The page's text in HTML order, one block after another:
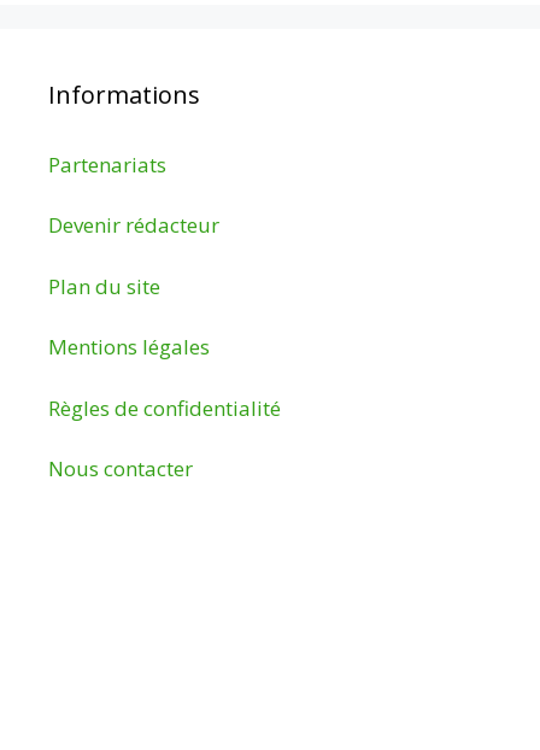
Informations
Partenariats
Devenir rédacteur
Plan du site
Mentions légales
Règles de confidentialité
Nous contacter